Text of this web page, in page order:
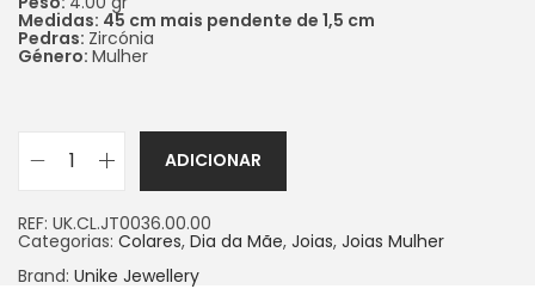
Medidas: 45 cm mais pendente de 1,5 cm
Pedras: Zircónia
Género: Mulher
ADICIONAR
REF: UK.CL.JT0036.00.00
Categorias: Colares, Dia da Mãe, Joias, Joias Mulher
Brand: Unike Jewellery